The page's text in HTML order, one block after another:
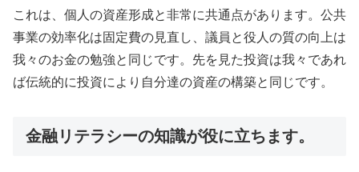
これは、個人の資産形成と非常に共通点があります。公共
事業の効率化は固定費の見直し、議員と役人の質の向上は
我々のお金の勉強と同じです。先を見た投資は我々であれ
ば伝統的に投資により自分達の資産の構築と同じです。
金融リテラシーの知識が役に立ちます。